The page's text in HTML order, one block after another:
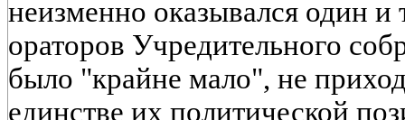
неизменно оказывался один
ораторов Учредительного
было "крайне мало", не
единстве их политической